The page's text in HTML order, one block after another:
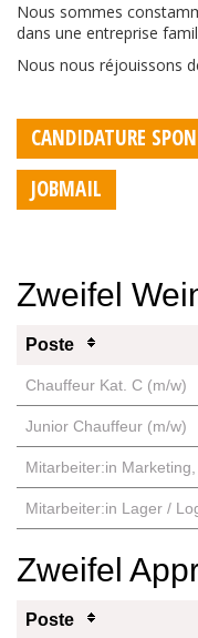
Nous sommes
dans une entreprise
Nous nous réjouissons
CANDIDATURE
JOBMAIL